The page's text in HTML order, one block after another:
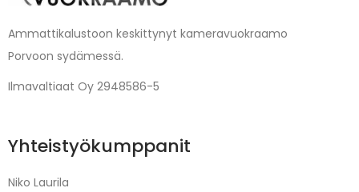
Ammattikalustoon keskittynyt kameravuokraamo
Porvoon sydämessä.
Ilmavaltiaat Oy 2948586-5
Yhteistyökumppanit
Niko Laurila